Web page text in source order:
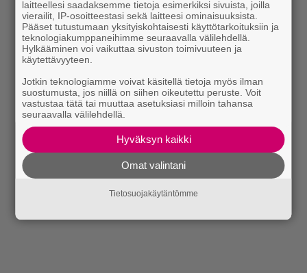
laitteellesi saadaksemme tietoja esimerkiksi sivuista, joilla
vierailit, IP-osoitteestasi sekä laitteesi ominaisuuksista.
Pääset tutustumaan yksityiskohtaisesti käyttötarkoituksiin ja
teknologiakumppaneihimme seuraavalla välilehdellä.
Hylkääminen voi vaikuttaa sivuston toimivuuteen ja
käytettävyyteen.
Jotkin teknologiamme voivat käsitellä tietoja myös ilman
suostumusta, jos niillä on siihen oikeutettu peruste. Voit
vastustaa tätä tai muuttaa asetuksiasi milloin tahansa
seuraavalla välilehdellä.
Hyväksyn kaikki
Omat valintani
Tietosuojakäytäntömme